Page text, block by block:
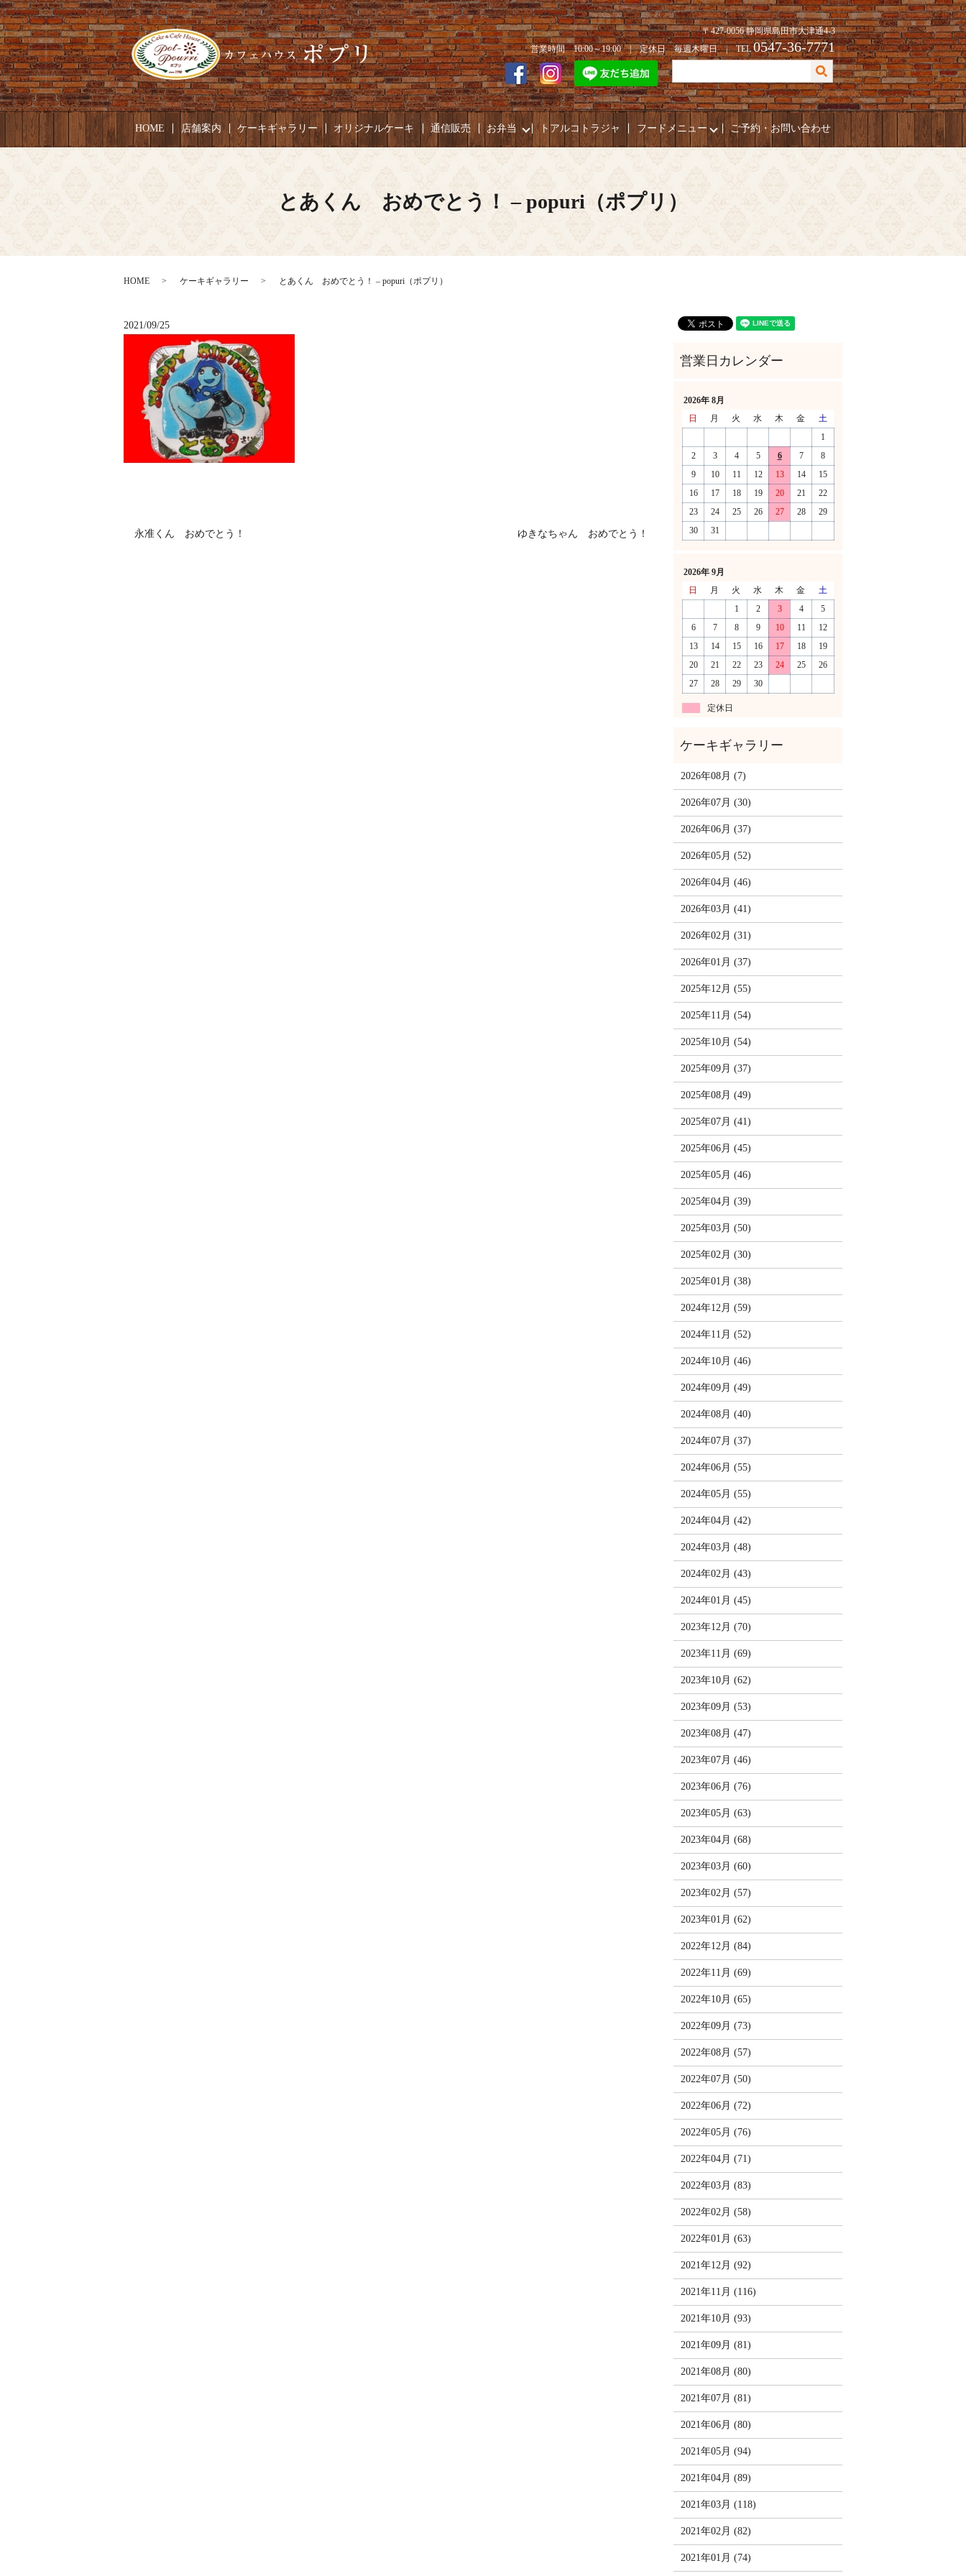
〒427-0056 静岡県島田市大津通4-3
営業時間 10:00～19:00 | 定休日 毎週木曜日 | TEL0547-36-7771
HOME 店舗案内 ケーキギャラリー オリジナルケーキ 通信販売 お弁当 トアルコトラジャ フードメニュー ご予約・お問い合わせ
とあくん おめでとう！ – popuri（ポプリ）
HOME ケーキギャラリー とあくん おめでとう！ – popuri（ポプリ）
2021/09/25
永准くん おめでとう！ ゆきなちゃん おめでとう！
2026年 8月
日
月 火 水 木 金
土
1
2
3 4 5 6 7
8
9
10 11 12 13 14
15
16
17 18 19 20 21
22
23
24 25 26 27 28
29
30
31
2026年 9月
日
月 火 水 木 金
土
1
2 3 4
5
6
7 8 9 10 11
12
13
14 15 16 17 18
19
20
21 22 23 24 25
26
27
28 29 30
定休日
2026年08月 (7)
2026年07月 (30)
2026年06月 (37)
2026年05月 (52)
2026年04月 (46)
2026年03月 (41)
2026年02月 (31)
2026年01月 (37)
2025年12月 (55)
2025年11月 (54)
2025年10月 (54)
2025年09月 (37)
2025年08月 (49)
2025年07月 (41)
2025年06月 (45)
2025年05月 (46)
2025年04月 (39)
2025年03月 (50)
2025年02月 (30)
2025年01月 (38)
2024年12月 (59)
2024年11月 (52)
2024年10月 (46)
2024年09月 (49)
2024年08月 (40)
2024年07月 (37)
2024年06月 (55)
2024年05月 (55)
2024年04月 (42)
2024年03月 (48)
2024年02月 (43)
2024年01月 (45)
2023年12月 (70)
2023年11月 (69)
2023年10月 (62)
2023年09月 (53)
2023年08月 (47)
2023年07月 (46)
2023年06月 (76)
2023年05月 (63)
2023年04月 (68)
2023年03月 (60)
2023年02月 (57)
2023年01月 (62)
2022年12月 (84)
2022年11月 (69)
2022年10月 (65)
2022年09月 (73)
2022年08月 (57)
2022年07月 (50)
2022年06月 (72)
2022年05月 (76)
2022年04月 (71)
2022年03月 (83)
2022年02月 (58)
2022年01月 (63)
2021年12月 (92)
2021年11月 (116)
2021年10月 (93)
2021年09月 (81)
2021年08月 (80)
2021年07月 (81)
2021年06月 (80)
2021年05月 (94)
2021年04月 (89)
2021年03月 (118)
2021年02月 (82)
2021年01月 (74)